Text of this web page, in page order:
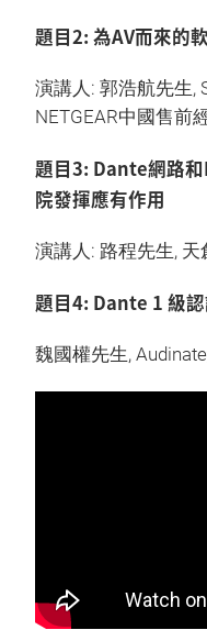
題目2: 為AV而來的
演講人: 郭浩航先生,
NETGEAR中國售前
題目3: Dante網路
院發揮應有作用
演講人: 路程先生,
題目4: Dante 1 級認
魏國權先生,